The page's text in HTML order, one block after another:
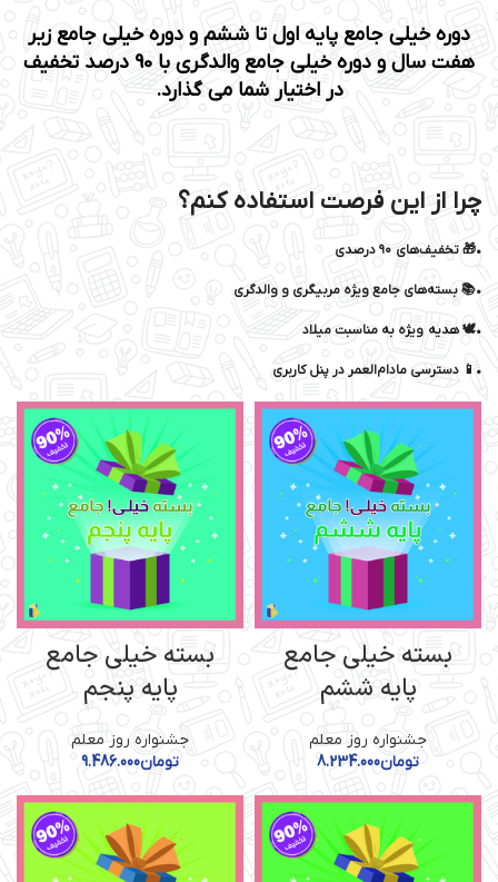
دوره خیلی جامع پایه اول تا ششم و دوره خیلی جامع زیر
هفت سال و دوره خیلی جامع والدگری با 90 درصد تخفیف
در اختیار شما می گذارد.
چرا از این فرصت استفاده کنم؟
•🎁 تخفیف‌های ۹۰ درصدی
•📚 بسته‌های جامع ویژه مربیگری و والدگری
•🕊️ هدیه ویژه به مناسبت میلاد
•📱 دسترسی مادام‌العمر در پنل کاربری
بسته خیلی جامع
پایه ششم
جشنواره روز معلم
تومان8.234.000
بسته خیلی جامع
پایه پنجم
جشنواره روز معلم
تومان9.486.000